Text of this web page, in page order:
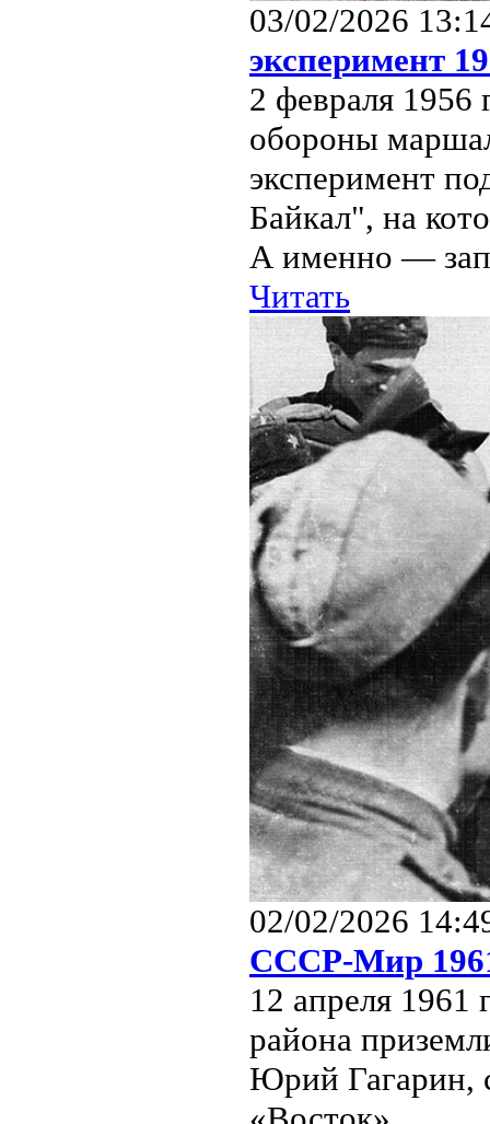
03/02/2026
эксперимент
2 февраля 1956
обороны
эксперимент
Байкал", на
А именно —
Читать
02/02/2026
СССР-Мир
12 апреля 1961
района
Юрий Гагарин,